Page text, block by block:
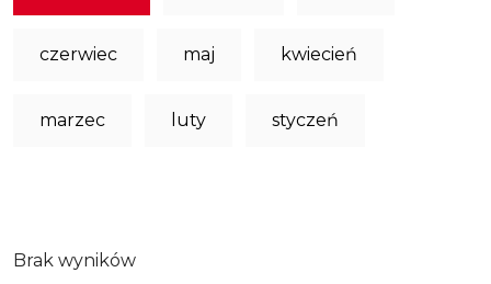
czerwiec maj kwiecień
marzec luty styczeń
Brak wyników